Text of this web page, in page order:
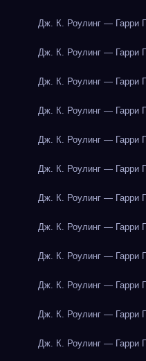
Дж. К. Роулинг — Гарри
Дж. К. Роулинг — Гарри
Дж. К. Роулинг — Гарри
Дж. К. Роулинг — Гарри
Дж. К. Роулинг — Гарри
Дж. К. Роулинг — Гарри
Дж. К. Роулинг — Гарри
Дж. К. Роулинг — Гарри
Дж. К. Роулинг — Гарри
Дж. К. Роулинг — Гарри
Дж. К. Роулинг — Гарри
Дж. К. Роулинг — Гарри